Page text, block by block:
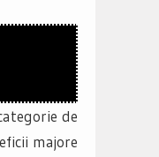
de
majore